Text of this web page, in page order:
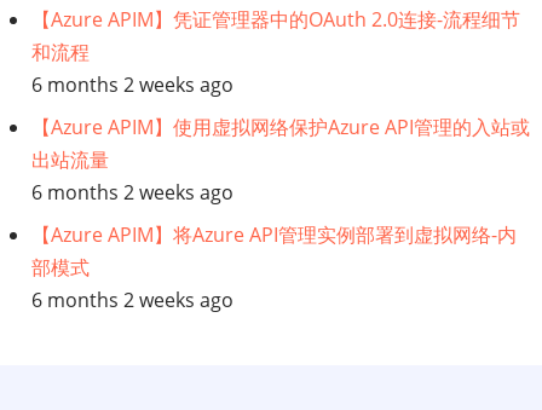
【Azure APIM】凭证管理器中的OAuth 2.0连接-流程细节
和流程
6 months 2 weeks ago
【Azure APIM】使用虚拟网络保护Azure API管理的入站或
出站流量
6 months 2 weeks ago
【Azure APIM】将Azure API管理实例部署到虚拟网络-内
部模式
6 months 2 weeks ago